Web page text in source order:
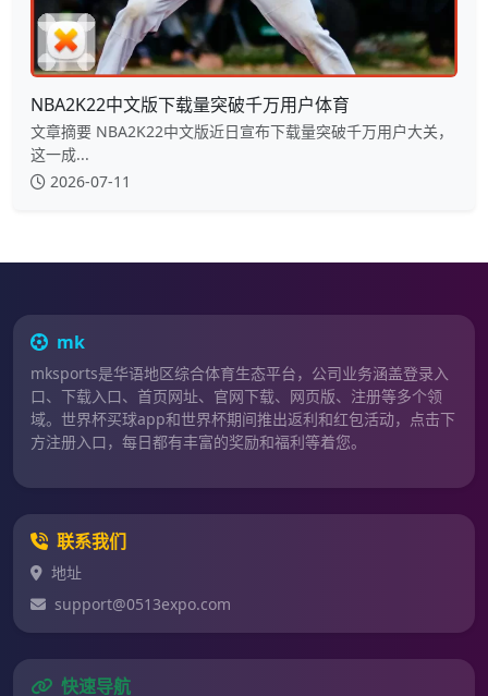
NBA2K22中文版下载量突破千万用户体育
文章摘要 NBA2K22中文版近日宣布下载量突破千万用户大关，
这一成...
2026-07-11
mk
mksports是华语地区综合体育生态平台，公司业务涵盖登录入
口、下载入口、首页网址、官网下载、网页版、注册等多个领
域。世界杯买球app和世界杯期间推出返利和红包活动，点击下
方注册入口，每日都有丰富的奖励和福利等着您。
联系我们
地址
support@0513expo.com
快速导航